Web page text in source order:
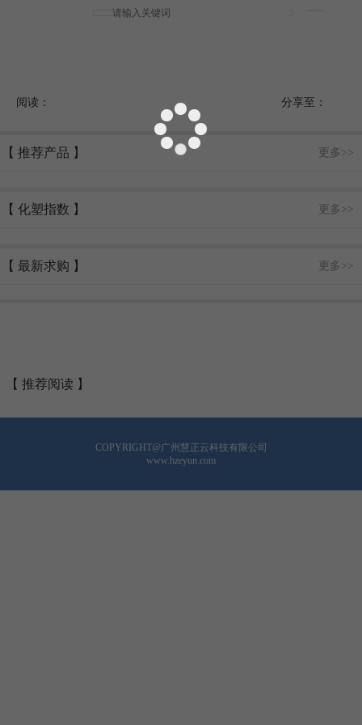
阅读： 分享至：
【 推荐产品 】 更多>>
【 化塑指数 】 更多>>
【 最新求购 】 更多>>
【 推荐阅读 】
COPYRIGHT@广州慧正云科技有限公司
www.hzeyun.com